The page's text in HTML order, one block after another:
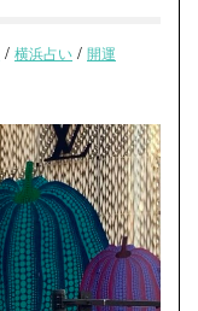
/ 横浜占い / 開運